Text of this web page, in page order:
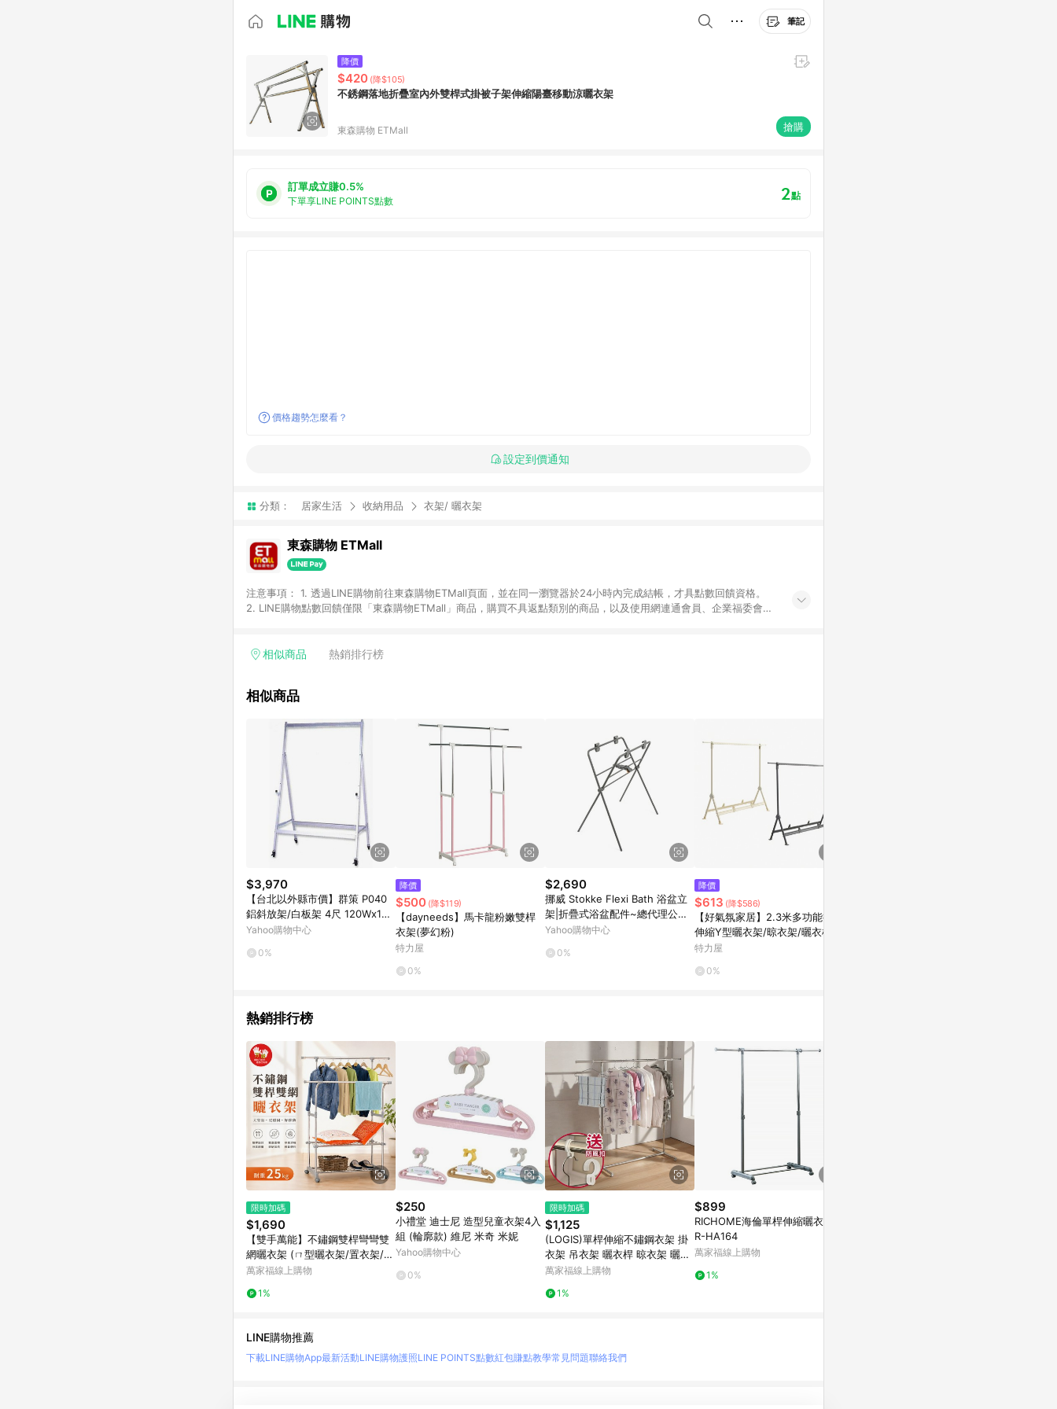
筆記
降價
$420 (降$105)
不銹鋼落地折疊室內外雙桿式掛被子架伸縮陽臺移動涼曬衣架
東森購物 ETMall 搶購
訂單成立賺0.5%
下單享LINE POINTS點數 2點
價格趨勢怎麼看？
設定到價通知
分類： 居家生活 收納用品 衣架/ 曬衣架
東森購物 ETMall
注意事項： 1. 透過LINE購物前往東森購物ETMall頁面，並在同一瀏覽器於24小時內完成結帳，才具點數回饋資格。
2. LINE購物點數回饋僅限「東森購物ETMall」商品，購買不具返點類別的商品，以及使用網連通會員、企業福委會員
「草莓網」全館商品。 4. 如取消訂單、退貨、退款或購物中登出東森購物ETMall，將無法獲得點數回饋。 5. 點數回
面顯示為準。 7. LINE購物設有「單一商品最高回饋點數」機制(特殊活動時開放「回饋無上限」)，以同一訂單中同一
品資料更新會有時間差，如顯示之商品規格、顏色、價位、贈品與東森購物ETMall銷售網頁不符，以銷售網頁標示為
準。 9. 若有贈點爭議，請務必於訂單日期+180天以內至LINE購物客服洽詢；若超過180天(含)以上進行申訴，恕無法
贈點回饋。 10. 部分點數紅包僅限指定商品使用，或不適用於無回饋商品。各點數紅包之適用商品與使用條件請依點數
紅包頁面規則為準。
相似商品 熱銷排行榜
相似商品
$3,970
【台北以外縣市價】群策 P040
鋁斜放架/白板架 4尺 120Wx192
Hx60D (NOD)
Yahoo購物中心
0%
降價
$500 (降$119)
【dayneeds】馬卡龍粉嫩雙桿
衣架(夢幻粉)
特力屋
0%
$2,690
挪威 Stokke Flexi Bath 浴盆立
架|折疊式浴盆配件~總代理公司
貨
Yahoo購物中心
0%
降價
$613 (降$586)
【好氣氛家居】2.3米多功能折疊
伸縮Y型曬衣架/晾衣架/曬衣桿
(防風馬蹄腳)奶白
特力屋
0%
熱銷排行榜
限時加碼
$1,690
【雙手萬能】不鏽鋼雙桿彎彎雙
網曬衣架 (ㄇ型曬衣架/置衣架/收
納/伸縮/雙桿衣架)
萬家福線上購物
1%
$250
小禮堂 迪士尼 造型兒童衣架4入
組 (輪廓款) 維尼 米奇 米妮
Yahoo購物中心
0%
限時加碼
$1,125
(LOGIS)單桿伸縮不鏽鋼衣架 掛
衣架 吊衣架 曬衣桿 晾衣架 曬衣
架 【HH-1】
萬家福線上購物
1%
$899
RICHOME海倫單桿伸縮曬衣架I-
R-HA164
萬家福線上購物
1%
LINE購物推薦
下載LINE購物App最新活動LINE購物護照LINE POINTS點數紅包賺點教學常見問題聯絡我們